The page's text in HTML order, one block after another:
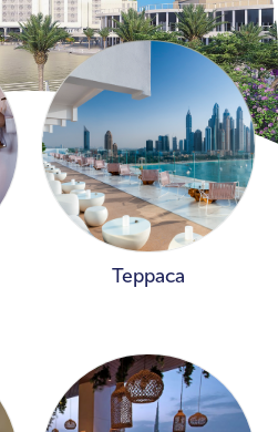
Терраса